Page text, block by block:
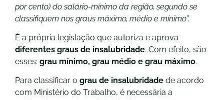
por cento) do salário-mínimo da região, segundo se
classifiquem nos graus máximo, médio e mínimo”.
É a própria legislação que autoriza e aprova
diferentes graus de insalubridade. Com efeito, são
esses: grau mínimo, grau médio e grau máximo.
Para classificar o grau de insalubridade de acordo
com Ministério do Trabalho, é necessária a